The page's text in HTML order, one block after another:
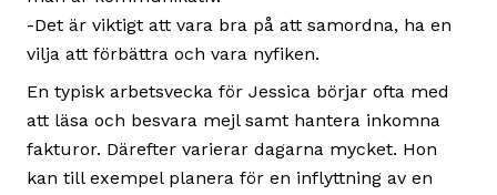
-Det är viktigt att vara bra på att samordna, ha en
vilja att förbättra och vara nyfiken.
En typisk arbetsvecka för Jessica börjar ofta med
att läsa och besvara mejl samt hantera inkomna
fakturor. Därefter varierar dagarna mycket. Hon
kan till exempel planera för en inflyttning av en